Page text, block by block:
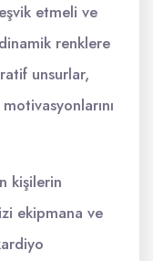
etmeli ve
renklere
unsurlar,
kişilerin
ekipmana ve